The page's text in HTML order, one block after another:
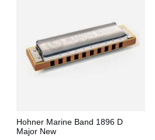
Hohner Marine Band 1896 D
Major New